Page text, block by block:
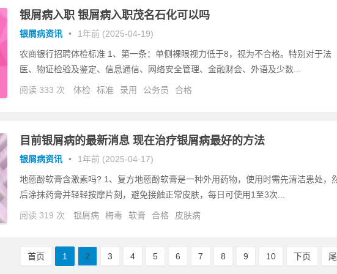
银屑病入职 银屑病入职茂名石化可以吗
银屑病资讯 • 1年前 (2025-04-19)
农商银行招聘体检标准 1、第一条：单侧裸眼视力低于8，视为不合格。特别对于法
医、物证检验及鉴定、信息通信、网络安全管理、金融财会、外语及少数...
阅读 333 次 体检 标准 录用 公务员 合格
目前银屑病的最新消息 现在治疗银屑病最好的方法
银屑病资讯 • 1年前 (2025-04-17)
地蒽酚软膏含激素吗? 1、复方地蒽酚软膏是一种外用药物，使用时需先清洁患处，
后涂抹药膏并轻轻按摩片刻，避免接触正常皮肤，每日可使用1至3次...
阅读 319 次 银屑病 梅毒 软膏 合格 皮肤病
首页 1 2 3 4 5 6 7 8 9 10 下页